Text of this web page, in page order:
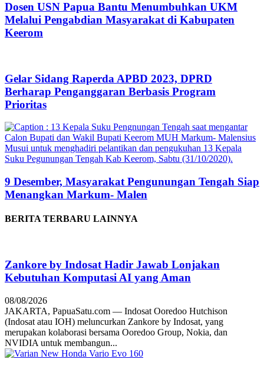
Dosen USN Papua Bantu Menumbuhkan UKM
Melalui Pengabdian Masyarakat di Kabupaten
Keerom
Gelar Sidang Raperda APBD 2023, DPRD
Berharap Penganggaran Berbasis Program
Prioritas
9 Desember, Masyarakat Pengunungan Tengah Siap
Menangkan Markum- Malen
BERITA TERBARU LAINNYA
Zankore by Indosat Hadir Jawab Lonjakan
Kebutuhan Komputasi AI yang Aman
08/08/2026
JAKARTA, PapuaSatu.com — Indosat Ooredoo Hutchison
(Indosat atau IOH) meluncurkan Zankore by Indosat, yang
merupakan kolaborasi bersama Ooredoo Group, Nokia, dan
NVIDIA untuk membangun...